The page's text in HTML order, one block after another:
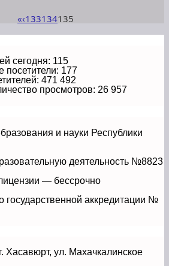
«‹133134135
сегодня: 115
посетители: 177
471 492
просмотров: 26 957
и науки Республики
деятельность №8823
— бессрочно
государственной аккредитации №
Хасавюрт, ул. Махачкалинское